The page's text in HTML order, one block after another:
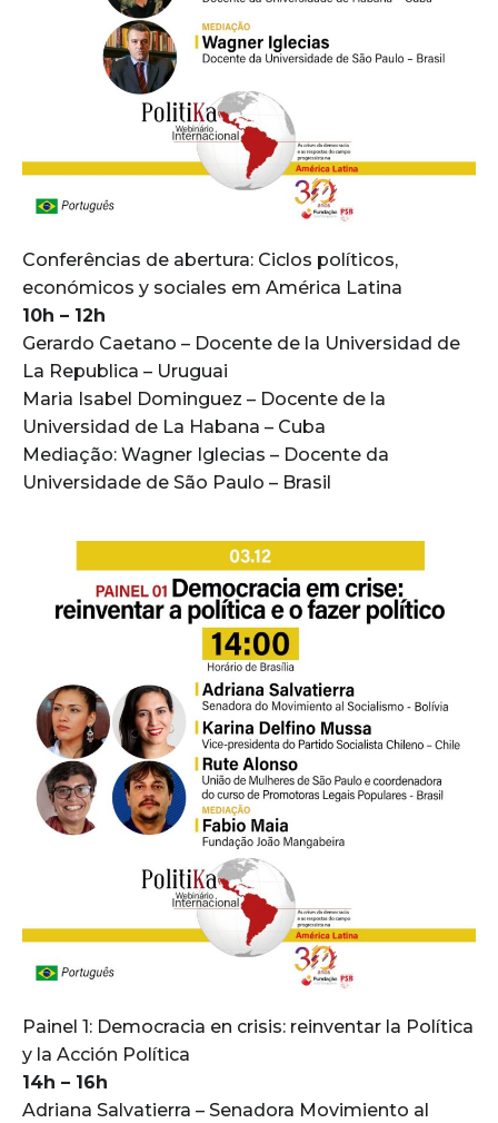
Conferências de abertura: Ciclos políticos,
económicos y sociales em América Latina
10h – 12h
Gerardo Caetano – Docente de la Universidad de
La Republica – Uruguai
Maria Isabel Dominguez – Docente de la
Universidad de La Habana – Cuba
Mediação: Wagner Iglecias – Docente da
Universidade de São Paulo – Brasil
Painel 1: Democracia en crisis: reinventar la Política
y la Acción Política
14h – 16h
Adriana Salvatierra – Senadora Movimiento al